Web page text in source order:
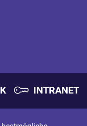
INTRANET